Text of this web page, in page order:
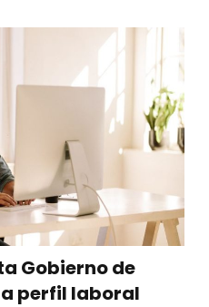
Gobierno de
perfil laboral